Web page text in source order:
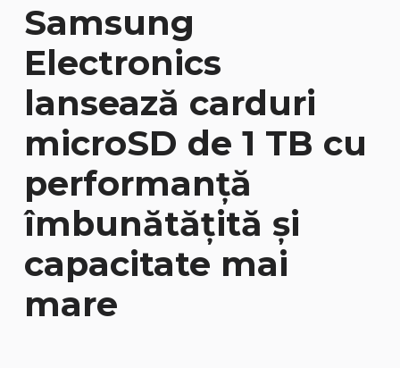
Samsung
Electronics
lansează carduri
microSD de 1 TB cu
performanță
îmbunătățită și
capacitate mai
mare